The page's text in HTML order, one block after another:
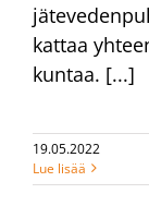
kattaa
kuntaa. [...]
19.05.2022
Lue lisää